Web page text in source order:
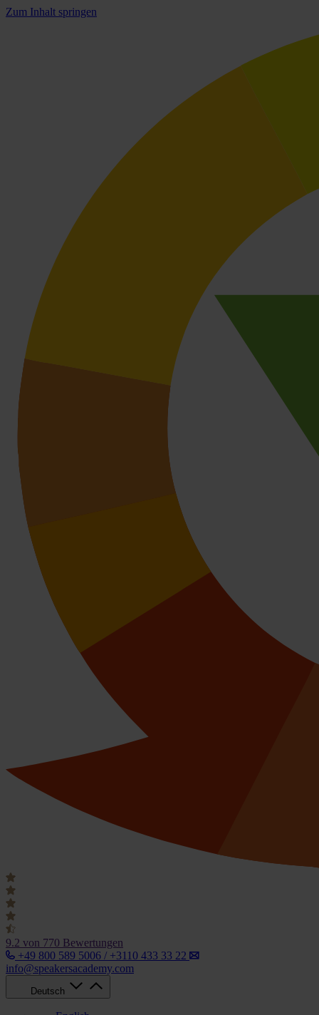
Zum Inhalt springen
9.2 von 770 Bewertungen
+49 800 589 5006 / +3110 433 33 22
info@speakersacademy.com
Deutsch